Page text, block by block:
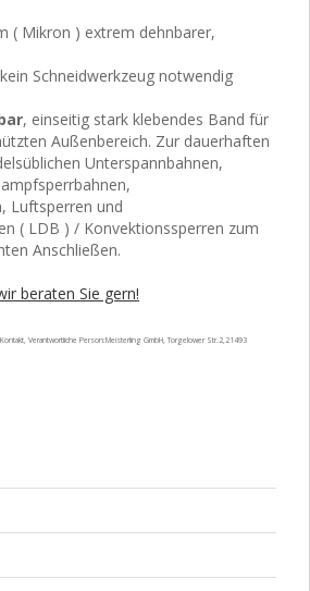
( Mikron ) extrem dehnbarer,
Schneidwerkzeug notwendig
, einseitig stark klebendes Band für
Außenbereich. Zur dauerhaften
Unterspannbahnen,
Luftsperren und
( LDB ) / Konvektionssperren zum
Anschließen.
beraten Sie gern!
Verantwortliche Person:Meisterling GmbH, Torgelower Str.2,21493